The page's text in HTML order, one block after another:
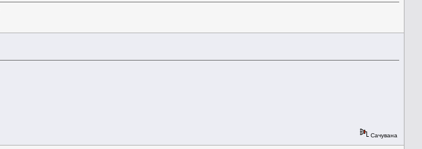
Сачувана